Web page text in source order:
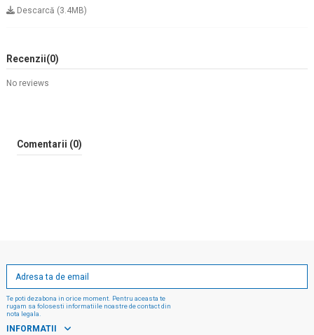
Descarcă (3.4MB)
Recenzii(0)
No reviews
Comentarii (0)
Te poti dezabona in orice moment. Pentru aceasta te
rugam sa folosesti informatiile noastre de contact din
nota legala.
INFORMATII